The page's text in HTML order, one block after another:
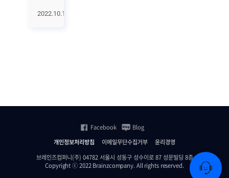
찾고
‘솔루션
원하는
끊임없이
솔루션을
분석하고,
2022.10.14
개인정보처리방침 이메일무단수집거부
윤리경영
브레인즈컴퍼니(주) 04782 서울시 성동구 성수이로 87 성문빌딩 8층
Copyright ⓒ 2022 Brainzcompany. All rights reserved.
Facebook Blog